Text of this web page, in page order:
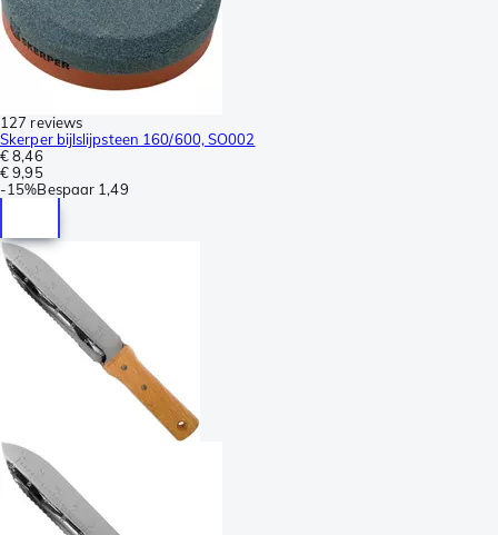
127 reviews
Skerper bijlslijpsteen 160/600, SO002
€ 8,46
€ 9,95
-15%Bespaar 1,49